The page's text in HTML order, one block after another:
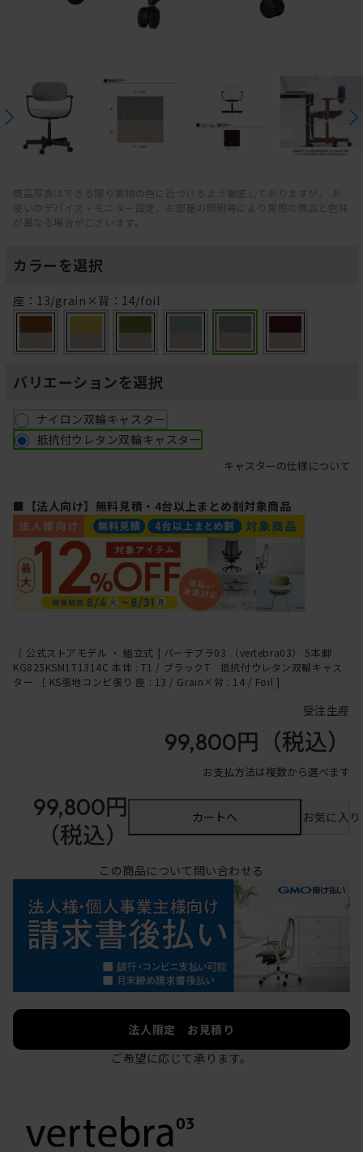
商品写真はできる限り実物の色に近づけるよう徹底しておりますが、 お
使いのデバイス・モニター設定、お部屋の照明等により実際の商品と色味
が異なる場合がございます。
カラーを選択
座：13/grain×背：14/foil
バリエーションを選択
ナイロン双輪キャスター
抵抗付ウレタン双輪キャスター
キャスターの仕様について
■【法人向け】無料見積・4台以上まとめ割対象商品
［ 公式ストアモデル ・ 組立式 ] バーテブラ03 （vertebra03） 5本脚
KG825KSM1T1314C 本体 : T1 / ブラックT 抵抗付ウレタン双輪キャス
ター ［ KS張地コンビ張り 座 : 13 / Grain×背 : 14 / Foil ]
受注生産
99,800円 （税込）
お支払方法は複数から選べます
99,800円
（税込）
カートへ お気に入
この商品について問い合わせる
法人限定 お見積り
ご希望に応じて承ります。